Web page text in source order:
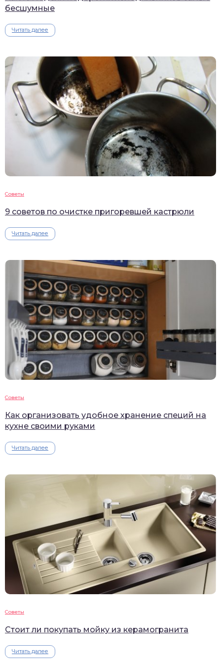
бесшумные
Читать далее
Советы
9 советов по очистке пригоревшей кастрюли
Читать далее
Советы
Как организовать удобное хранение специй на
кухне своими руками
Читать далее
Советы
Стоит ли покупать мойку из керамогранита
Читать далее